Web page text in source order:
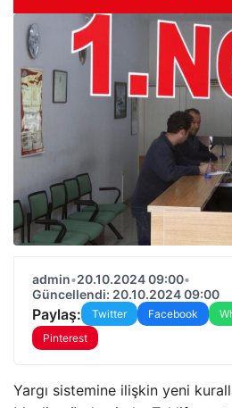
admin•20.10.2024 09:00•
Güncellendi: 20.10.2024 09:00
Paylaş: Twitter Facebook
Pinterest
Yargı sistemine ilişkin yeni